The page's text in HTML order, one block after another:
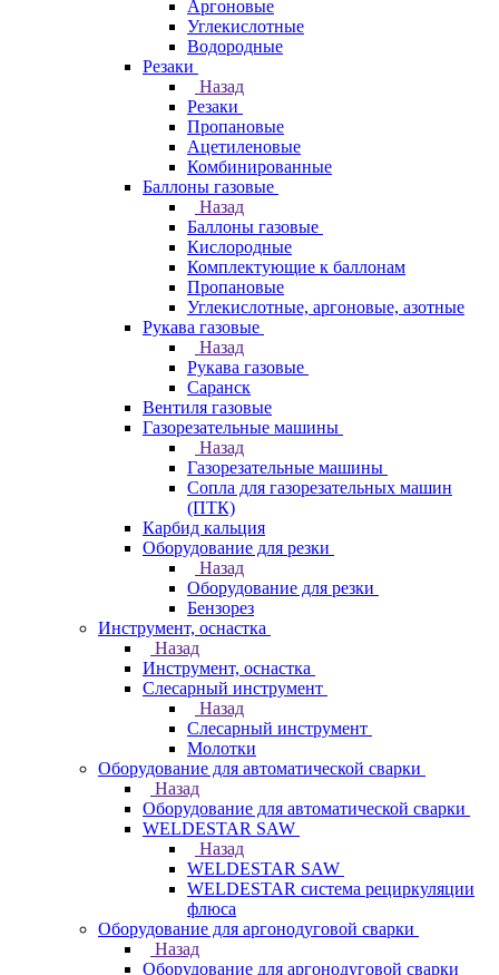
Аргоновые
Углекислотные
Водородные
Резаки
Назад
Резаки
Пропановые
Ацетиленовые
Комбинированные
Баллоны газовые
Назад
Баллоны газовые
Кислородные
Комплектующие к баллонам
Пропановые
Углекислотные, аргоновые, азотные
Рукава газовые
Назад
Рукава газовые
Саранск
Вентиля газовые
Газорезательные машины
Назад
Газорезательные машины
Сопла для газорезательных машин
(ПТК)
Карбид кальция
Оборудование для резки
Назад
Оборудование для резки
Бензорез
Инструмент, оснастка
Назад
Инструмент, оснастка
Слесарный инструмент
Назад
Слесарный инструмент
Молотки
Оборудование для автоматической сварки
Назад
Оборудование для автоматической сварки
WELDESTAR SAW
Назад
WELDESTAR SAW
WELDESTAR система рециркуляции
флюса
Оборудование для аргонодуговой сварки
Назад
Оборудование для аргонодуговой сварки